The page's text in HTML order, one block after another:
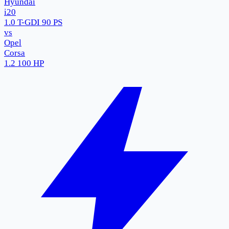
i20
1.0 T-GDI 90 PS
vs
Opel
Corsa
1.2 100 HP